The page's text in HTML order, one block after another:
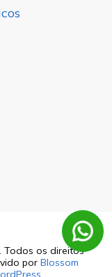
Todos os direitos
por Blossom